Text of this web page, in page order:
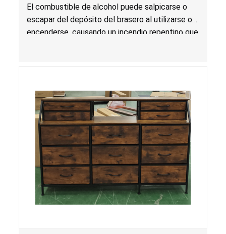
causada por fogonazo e incendio
El combustible de alcohol puede salpicarse o
escapar del depósito del brasero al utilizarse o
encenderse, causando un incendio repentino que
incendio.